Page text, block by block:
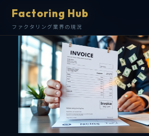
Factoring Hub
ファクタリング業界の現況
Factoring Hub
ファクタリング業界の現況